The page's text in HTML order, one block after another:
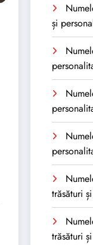
și
trăsături
trăsături